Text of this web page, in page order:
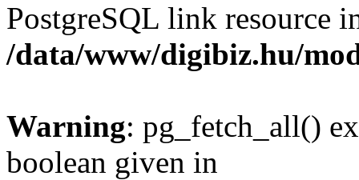
PostgreSQL link resource
/data/www/digibiz.hu/
Warning: pg_fetch_all()
boolean given in